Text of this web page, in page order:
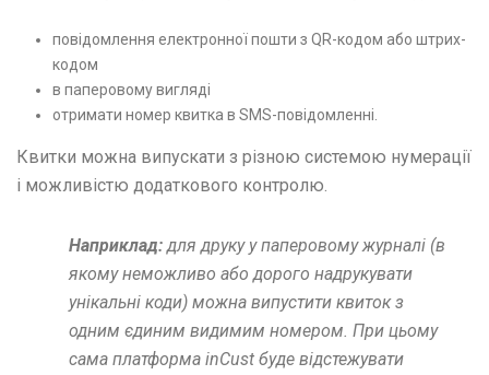
повідомлення електронної пошти з QR-кодом або штрих-
кодом
в паперовому вигляді
отримати номер квитка в SMS-повідомленні.
Квитки можна випускати з різною системою нумерації
і можливістю додаткового контролю.
Наприклад:для друку у паперовому журналі (в
якому неможливо або дорого надрукувати
унікальні коди) можна випустити квиток з
одним єдиним видимим номером. При цьому
сама платформа inCust буде відстежувати